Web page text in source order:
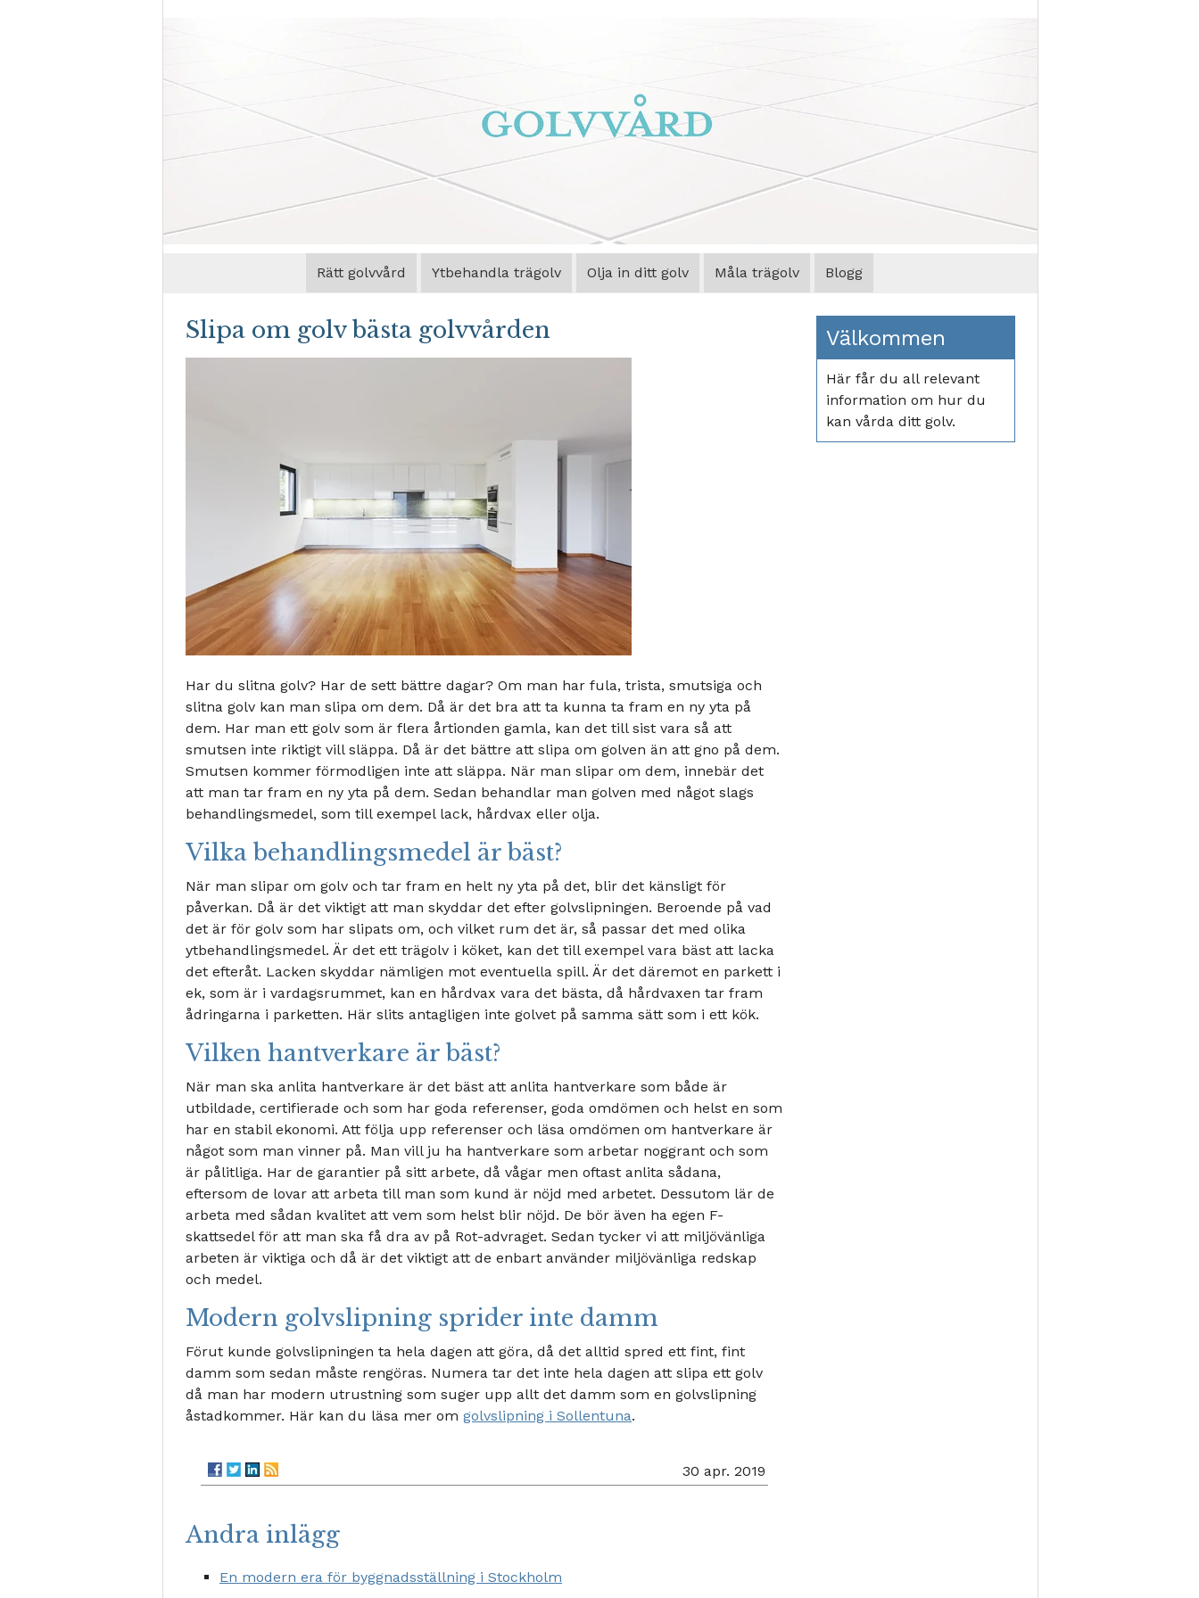
Rätt golvvård Ytbehandla trägolv Olja in ditt golv Måla trägolv Blogg
Slipa om golv bästa golvvården
Har du slitna golv? Har de sett bättre dagar? Om man har fula, trista, smutsiga och
slitna golv kan man slipa om dem. Då är det bra att ta kunna ta fram en ny yta på
dem. Har man ett golv som är flera årtionden gamla, kan det till sist vara så att
smutsen inte riktigt vill släppa. Då är det bättre att slipa om golven än att gno på dem.
Smutsen kommer förmodligen inte att släppa. När man slipar om dem, innebär det
att man tar fram en ny yta på dem. Sedan behandlar man golven med något slags
behandlingsmedel, som till exempel lack, hårdvax eller olja.
Vilka behandlingsmedel är bäst?
När man slipar om golv och tar fram en helt ny yta på det, blir det känsligt för
påverkan. Då är det viktigt att man skyddar det efter golvslipningen. Beroende på vad
det är för golv som har slipats om, och vilket rum det är, så passar det med olika
ytbehandlingsmedel. Är det ett trägolv i köket, kan det till exempel vara bäst att lacka
det efteråt. Lacken skyddar nämligen mot eventuella spill. Är det däremot en parkett i
ek, som är i vardagsrummet, kan en hårdvax vara det bästa, då hårdvaxen tar fram
ådringarna i parketten. Här slits antagligen inte golvet på samma sätt som i ett kök.
Vilken hantverkare är bäst?
När man ska anlita hantverkare är det bäst att anlita hantverkare som både är
utbildade, certifierade och som har goda referenser, goda omdömen och helst en som
har en stabil ekonomi. Att följa upp referenser och läsa omdömen om hantverkare är
något som man vinner på. Man vill ju ha hantverkare som arbetar noggrant och som
är pålitliga. Har de garantier på sitt arbete, då vågar men oftast anlita sådana,
eftersom de lovar att arbeta till man som kund är nöjd med arbetet. Dessutom lär de
arbeta med sådan kvalitet att vem som helst blir nöjd. De bör även ha egen F-
skattsedel för att man ska få dra av på Rot-advraget. Sedan tycker vi att miljövänliga
arbeten är viktiga och då är det viktigt att de enbart använder miljövänliga redskap
och medel.
Modern golvslipning sprider inte damm
Förut kunde golvslipningen ta hela dagen att göra, då det alltid spred ett fint, fint
damm som sedan måste rengöras. Numera tar det inte hela dagen att slipa ett golv
då man har modern utrustning som suger upp allt det damm som en golvslipning
åstadkommer. Här kan du läsa mer om golvslipning i Sollentuna.
30 apr. 2019
Andra inlägg
En modern era för byggnadsställning i Stockholm
Välkommen
Här får du all relevant
information om hur du
kan vårda ditt golv.